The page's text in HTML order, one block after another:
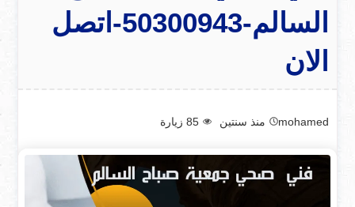
السالم-50300943-اتصل
الان
mohamed منذ سنتين 85 زيارة